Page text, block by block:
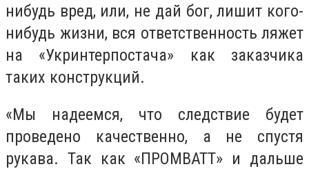
нибудь вред, или, не дай бог, лишит кого-
нибудь жизни, вся ответственность ляжет
на «Укринтерпостача» как заказчика
таких конструкций.
«Мы надеемся, что следствие будет
проведено качественно, а не спустя
рукава. Так как «ПРОМВАТТ» и дальше